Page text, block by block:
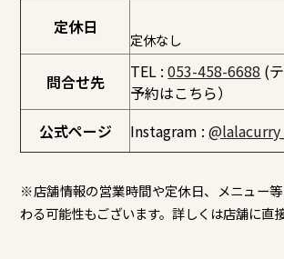
定休日
定休なし
問合せ先 TEL :053-458-6688 (
予約はこちら）
公式ページ
Instagram :
※店舗情報の営業時間や定休日、メニュー
わる可能性もございます。詳しくは店舗に直